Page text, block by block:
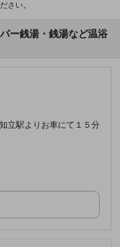
さい。
ー銭湯・銭湯など温浴
立駅よりお車にて１５分